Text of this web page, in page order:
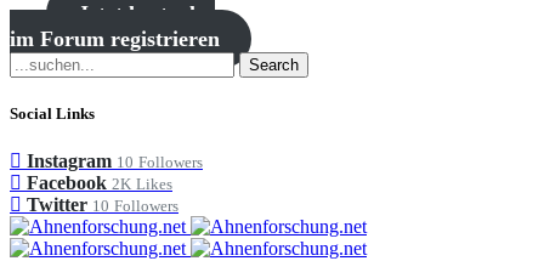
Jetzt kostenlos
im Forum registrieren
Search
Social Links
Instagram 10 Followers
Facebook 2K Likes
Twitter 10 Followers